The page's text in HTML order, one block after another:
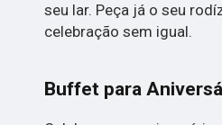
seu lar. Peça já o seu
celebração sem igual.
Buffet para